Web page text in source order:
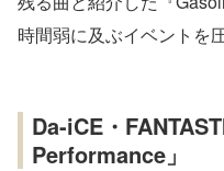
時間弱に及ぶイベントを
Da-iCE・
Performance」